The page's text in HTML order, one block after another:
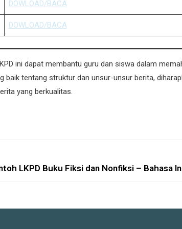
DOWLOAD/BACA
DOWLOAD/BACA
ini dapat membantu guru dan siswa dalam
baik tentang struktur dan unsur-unsur berita,
yang berkualitas.
LKPD Buku Fiksi dan Nonfiksi – Bahasa